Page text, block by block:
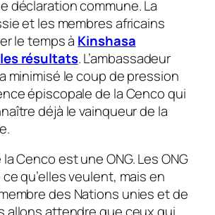
déclaration commune. La
et les membres africains
le temps à Kinshasa
résultats. L’ambassadeur
minimisé le coup de pression
épiscopale de la Cenco qui
déjà le vainqueur de la
Cenco est une ONG. Les ONG
qu’elles veulent, mais en
des Nations unies et de